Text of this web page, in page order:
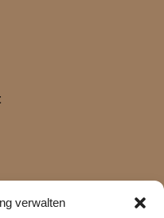
verwalten